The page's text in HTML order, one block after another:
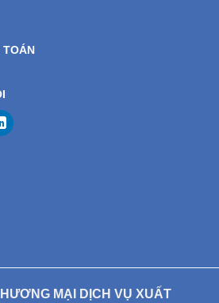
TOÁN
MẠI DỊCH VỤ XUẤT